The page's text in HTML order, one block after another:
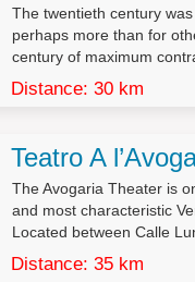
dei dati;
la trasformazione in forma
in violazione di legge,
stati raccolti o
ai quali i dati sono stati
cui tale adempimento si
di mezzi manifestamente
diritto di opporsi, in tutto o in
The twentieth century
perhaps more than for
century of maximum
Distance: 30 km
Teatro A
The Avogaria Theater is
and most characteristic
Located between Calle
Distance: 35 km